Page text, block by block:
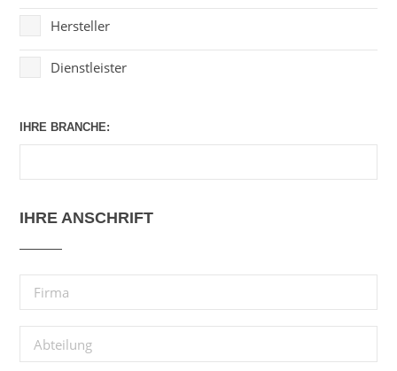
Hersteller
Dienstleister
IHRE BRANCHE:
IHRE ANSCHRIFT